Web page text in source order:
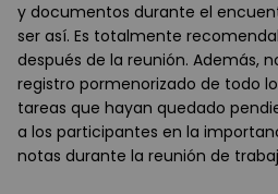
y documentos durante el
ser así. Es totalmente
después de la reunión. Además,
registro pormenorizado de todo
tareas que hayan quedado
a los participantes en la
notas durante la reunión de